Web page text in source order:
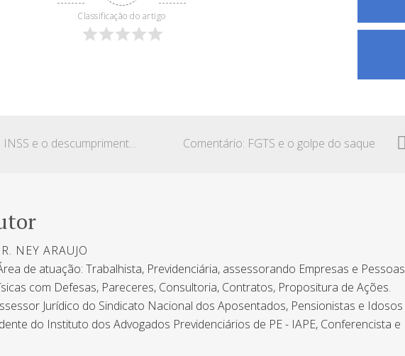
Classificação do artigo
Comentário: INSS e o descumprimento do prazo de 45 dias para concessão de benefícios Comentário: FGTS e o golpe do saque
NEY ARAUJO
de atuação: Trabalhista, Previdenciária, assessorando Empresas e Pessoas
com Defesas, Pareceres, Consultoria, Contratos, Propositura de Ações.
Jurídico do Sindicato Nacional dos Aposentados, Pensionistas e Idosos
do Instituto dos Advogados Previdenciários de PE - IAPE, Conferencista e